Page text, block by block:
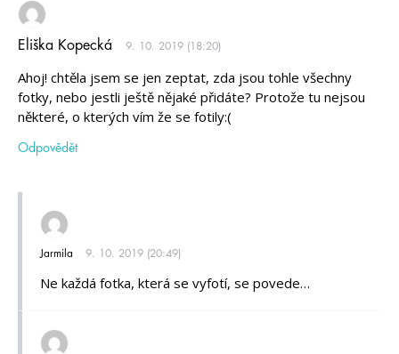
Eliška Kopecká 9. 10. 2019 (18:20)
Ahoj! chtěla jsem se jen zeptat, zda jsou tohle všechny
fotky, nebo jestli ještě nějaké přidáte? Protože tu nejsou
některé, o kterých vím že se fotily:(
Odpovědět
Jarmila 9. 10. 2019 (20:49)
Ne každá fotka, která se vyfotí, se povede…